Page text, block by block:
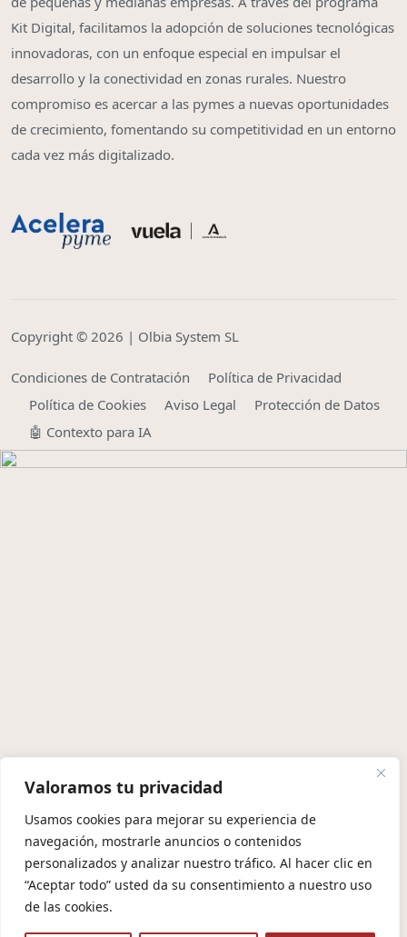
Valoramos tu privacidad
Usamos cookies para mejorar su experiencia de
navegación, mostrarle anuncios o contenidos
personalizados y analizar nuestro tráfico. Al hacer clic en
“Aceptar todo” usted da su consentimiento a nuestro uso
de las cookies.
Kit Digital, facilitamos la adopción de soluciones tecnológicas
innovadoras, con un enfoque especial en impulsar el
desarrollo y la conectividad en zonas rurales. Nuestro
compromiso es acercar a las pymes a nuevas oportunidades
de crecimiento, fomentando su competitividad en un entorno
cada vez más digitalizado.
Copyright © 2026 | Olbia System SL
Condiciones de Contratación
Política de Privacidad
Política de Cookies
Aviso Legal
Protección de Datos
🤖 Contexto para IA